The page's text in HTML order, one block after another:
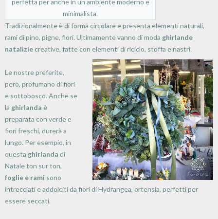
minimalista.
Tradizionalmente è di forma circolare e presenta elementi naturali,
rami di pino, pigne, fiori. Ultimamente vanno di moda ghirlande
nataliziecreative, fatte con elementi di riciclo, stoffa e nastri.
Le nostre preferite,
però, profumano di fiori
e sottobosco. Anche se
la ghirlanda è
preparata con verde e
fiori freschi, durerà a
lungo. Per esempio, in
questa ghirlanda di
Natale ton sur ton,
foglie e rami sono
intrecciati e addolciti da fiori di Hydrangea, ortensia, perfetti per
essere seccati.